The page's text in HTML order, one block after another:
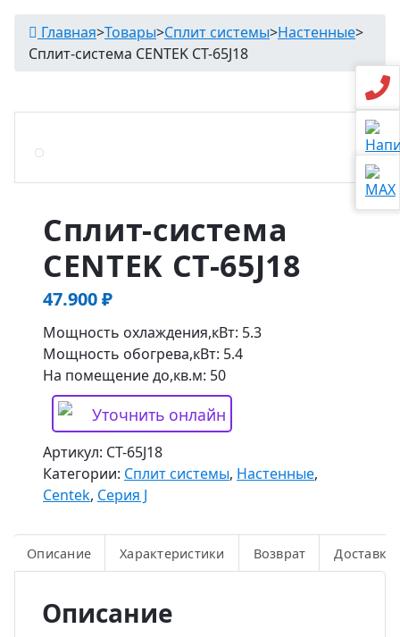
Главная>Товары>Сплит системы>Настенные>
Сплит-система CENTEK CT-65J18
Сплит-система
CENTEK CT-65J18
47.900₽
Мощность охлаждения,кВт: 5.3
Мощность обогрева,кВт: 5.4
На помещение до,кв.м: 50
Уточнить онлайн
Артикул: CT-65J18
Категории: Сплит системы, Настенные,
Centek, Серия J
Описание Характеристики Возврат Доставка
Описание